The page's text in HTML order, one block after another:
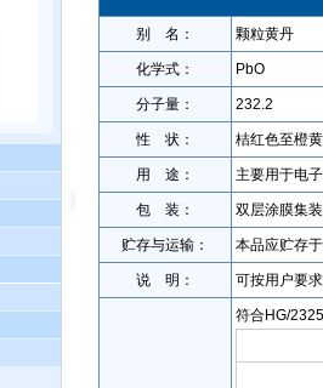
别 名： 颗粒黄丹
化学式： PbO
分子量： 232.2
性 状： 桔红色至橙
用 途： 主要用于电
包 装： 双层涂膜集
贮存与运输： 本品应贮存
说 明： 可按用户要
符合HG/